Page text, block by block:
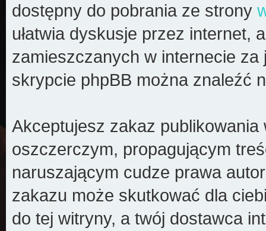
dostępny do pobrania ze strony
ułatwia dyskusje przez internet,
zamieszczanych w internecie
skrypcie phpBB można znaleźć
Akceptujesz zakaz
oszczerczym, propagującym
naruszającym cudze prawa
zakazu może skutkować dla
do tej witryny, a twój dostawca